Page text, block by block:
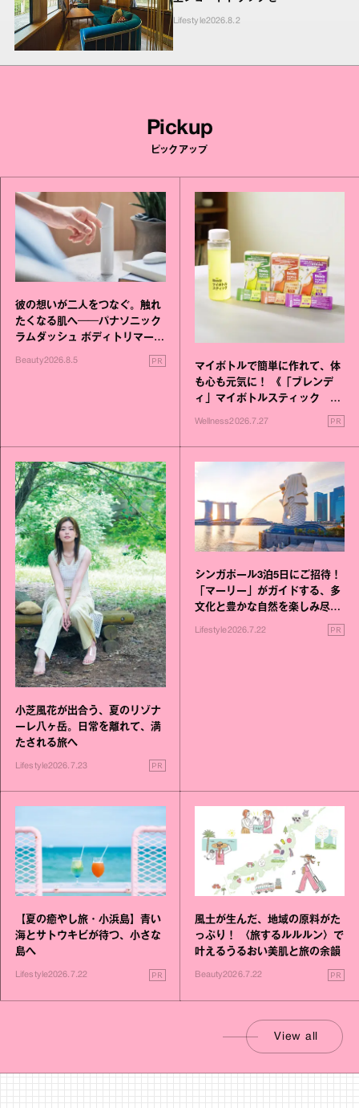
Lifestyle2026.8.2
Pickup
ピックアップ
彼の想いが二人をつなぐ。触れ
たくなる肌へ──パナソニック
ラムダッシュ ボディトリマーが
進化！
Beauty2026.8.5 PR
マイボトルで簡単に作れて、体
も心も元気に！ 《「ブレンデ
ィ」マイボトルスティック い
いこと毎日》シリーズが誕生
Wellness2026.7.27 PR
小芝風花が出合う、夏のリゾナ
ーレ八ヶ岳。日常を離れて、満
たされる旅へ
Lifestyle2026.7.23 PR
シンガポール3泊5日にご招待！
「マーリー」がガイドする、多
文化と豊かな自然を楽しみ尽く
Lifestyle2026.7.22 PR
【夏の癒やし旅・小浜島】青い
海とサトウキビが待つ、小さな
島へ
Lifestyle2026.7.22 PR
風土が生んだ、地域の原料がた
っぷり！ 〈旅するルルルン〉で
叶えるうるおい美肌と旅の余韻
Beauty2026.7.22 PR
View all